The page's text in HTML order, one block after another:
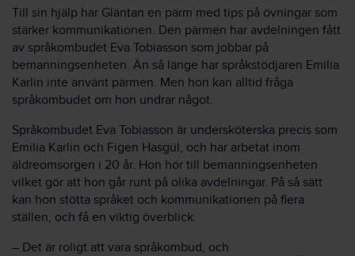
Till sin hjälp har Gläntan en pärm med tips på övningar som
stärker kommunikationen. Den pärmen har avdelningen fått
av språkombudet Eva Tobiasson som jobbar på
bemanningsenheten. Än så länge har språkstödjaren Emilia
Karlin inte använt pärmen. Men hon kan alltid fråga
språkombudet om hon undrar något.
Språkombudet Eva Tobiasson är undersköterska precis som
Emilia Karlin och Figen Hasgül, och har arbetat inom
äldreomsorgen i 20 år. Hon hör till bemanningsenheten
vilket gör att hon går runt på olika avdelningar. På så sätt
kan hon stötta språket och kommunikationen på flera
ställen, och få en viktig överblick.
– Det är roligt att vara språkombud, och